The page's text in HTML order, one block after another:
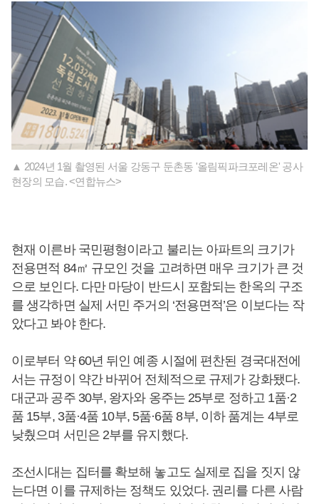
▲ 2024년 1월 촬영된 서울 강동구 둔촌동 '올림픽파크포레온' 공사
현장의 모습. <연합뉴스>
현재 이른바 국민평형이라고 불리는 아파트의 크기가
전용면적 84㎡ 규모인 것을 고려하면 매우 크기가 큰 것
으로 보인다. 다만 마당이 반드시 포함되는 한옥의 구조
를 생각하면 실제 서민 주거의 ‘전용면적’은 이보다는 작
았다고 봐야 한다.
이로부터 약 60년 뒤인 예종 시절에 편찬된 경국대전에
서는 규정이 약간 바뀌어 전체적으로 규제가 강화됐다.
대군과 공주 30부, 왕자와 옹주는 25부로 정하고 1품·2
품 15부, 3품·4품 10부, 5품·6품 8부, 이하 품계는 4부로
낮췄으며 서민은 2부를 유지했다.
조선시대는 집터를 확보해 놓고도 실제로 집을 짓지 않
는다면 이를 규제하는 정책도 있었다. 권리를 다른 사람